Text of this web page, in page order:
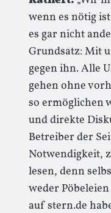
wenn es nötig
es gar nicht
Grundsatz: Mit
gegen ihn. Alle
gehen ohne
so ermöglichen
und direkte
Betreiber der
Notwendigkeit,
lesen, denn
weder
auf stern.de